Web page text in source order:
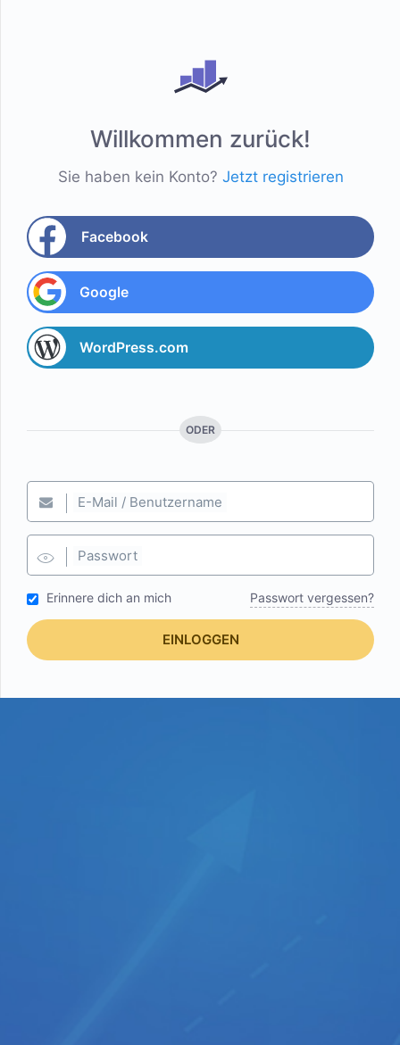
Willkommen zurück!
Sie haben kein Konto? Jetzt registrieren
Facebook
Google
WordPress.com
ODER
E-Mail / Benutzername
Passwort
Erinnere dich an mich Passwort vergessen?
EINLOGGEN